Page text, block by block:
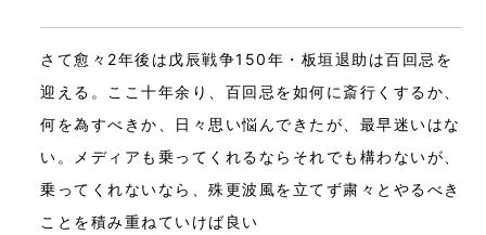
さて愈々2年後は戊辰戦争150年・板垣退助は百回忌を
迎える。ここ十年余り、百回忌を如何に斎行くするか、
何を為すべきか、日々思い悩んできたが、最早迷いはな
い。メディアも乗ってくれるならそれでも構わないが、
乗ってくれないなら、殊更波風を立てず粛々とやるべき
ことを積み重ねていけば良い